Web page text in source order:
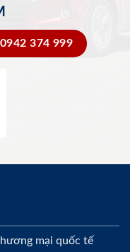
374 999
mại quốc tế